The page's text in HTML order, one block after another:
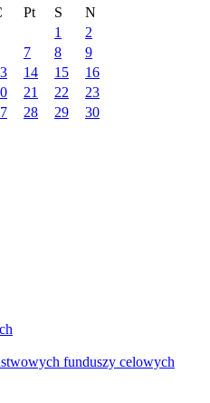
Pt S
N
1
2
7 8
9
14 15
16
21 22
23
28 29
30
funduszy celowych